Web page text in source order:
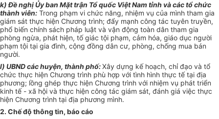
k) Đề nghịỦy ban Mặt trận Tổ quốc Việt Nam tỉnh và cáctổ chức
thành viên: Trong phạm vi chức năng, nhiệm vụ của mình tham gia
giám sát thực hiện Chương trình; đẩy mạnh công tác tuyên truyền,
phổ biến chính sách pháp luật và vận động toàn dân tham gia
phòng ngừa, phát hiện, tốgiác tội phạm, cảm hóa, giáo dục người
phạm tội tại gia đình, cộng đồng dân cư, phòng, chống mua bán
người.
l) UBND các huyện, thành phố:Xây dựng kế hoạch, chỉ đạo và tổ
chức thực hiện Chương trình phù hợp với tình hình thực tế tại địa
phương; lồng ghép thực hiện Chương trình với nhiệm vụ phát triển
kinh tế - xã hội và thực hiện công tác giám sát, đánh giá việc thực
hiện Chương trình tại địa phương mình.
2. Chế độ thông tin, báo cáo